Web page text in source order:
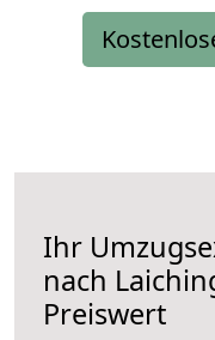
Ihr
nach
Preiswert